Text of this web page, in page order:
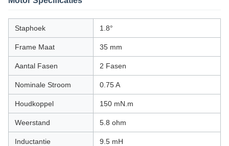
Staphoek 1.8°
Frame Maat 35 mm
Aantal Fasen 2 Fasen
Nominale Stroom 0.75 A
Houdkoppel 150 mN.m
Weerstand 5.8 ohm
Inductantie 9.5 mH